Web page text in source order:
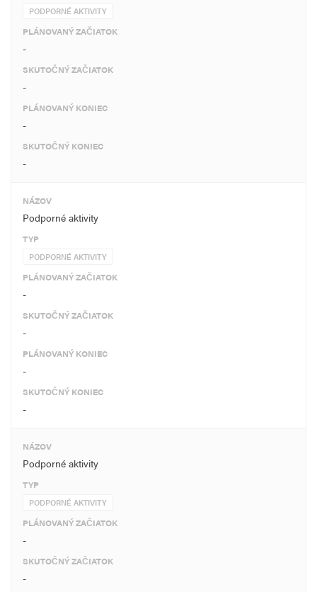
PODPORNÉ AKTIVITY
PLÁNOVANÝ ZAČIATOK
-
SKUTOČNÝ ZAČIATOK
-
PLÁNOVANÝ KONIEC
-
SKUTOČNÝ KONIEC
-
NÁZOV
Podporné aktivity
TYP
PODPORNÉ AKTIVITY
PLÁNOVANÝ ZAČIATOK
-
SKUTOČNÝ ZAČIATOK
-
PLÁNOVANÝ KONIEC
-
SKUTOČNÝ KONIEC
-
NÁZOV
Podporné aktivity
TYP
PODPORNÉ AKTIVITY
PLÁNOVANÝ ZAČIATOK
-
SKUTOČNÝ ZAČIATOK
-